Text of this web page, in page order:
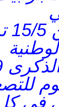
–
في